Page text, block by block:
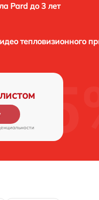
Pard до 3 лет
тепловизионного